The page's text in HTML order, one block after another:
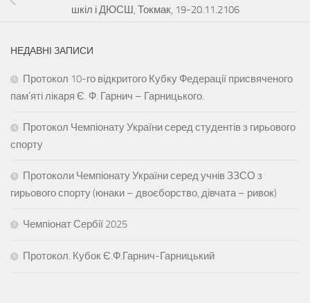
шкіл і ДЮСШ, Токмак, 19-20.11.2106
НЕДАВНІ ЗАПИСИ
Протокол 10-го відкритого Кубку Федерації присвяченого
памʼяті лікаря Є. Ф. Гарнич – Гарницького.
Протокол Чемпіонату України серед студентів з гирьового
спорту
Протоколи Чемпіонату України серед учнів ЗЗСО з
гирьового спорту (юнаки – двоєборство, дівчата – ривок)
Чемпіонат Сербії 2025
Протокол. Кубок Є.Ф.Гарнич-Гарницький